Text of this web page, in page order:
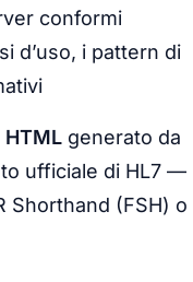
conformi
d’uso, i pattern di
HTML generato da
ufficiale di HL7 —
Shorthand (FSH) o